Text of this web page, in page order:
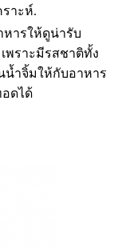
ราะห์.​
หารให้ดูน่ารับ
พราะมีรสชาติทั้ง
น้ำจิ้มให้กับอาหาร
ดได้